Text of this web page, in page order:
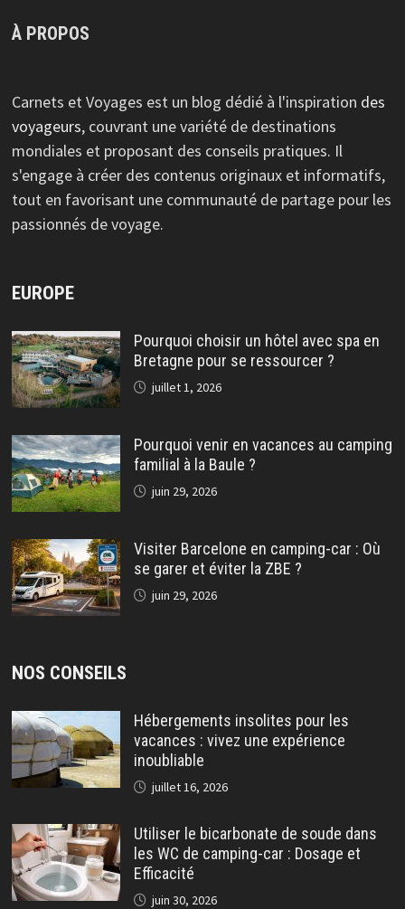
À PROPOS
Carnets et Voyages est un blog dédié à l'inspiration des
voyageurs, couvrant une variété de destinations
mondiales et proposant des conseils pratiques. Il
s'engage à créer des contenus originaux et informatifs,
tout en favorisant une communauté de partage pour les
passionnés de voyage.
EUROPE
Pourquoi choisir un hôtel avec spa en
Bretagne pour se ressourcer ?
juillet 1, 2026
Pourquoi venir en vacances au camping
familial à la Baule ?
juin 29, 2026
Visiter Barcelone en camping-car : Où
se garer et éviter la ZBE ?
juin 29, 2026
NOS CONSEILS
Hébergements insolites pour les
vacances : vivez une expérience
inoubliable
juillet 16, 2026
Utiliser le bicarbonate de soude dans
les WC de camping-car : Dosage et
Efficacité
juin 30, 2026